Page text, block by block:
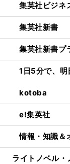
集英社ビジネ
集英社新書
集英社新書プ
1日5分で、
kotoba
e!集英社
情報・知識
ライトノベル・